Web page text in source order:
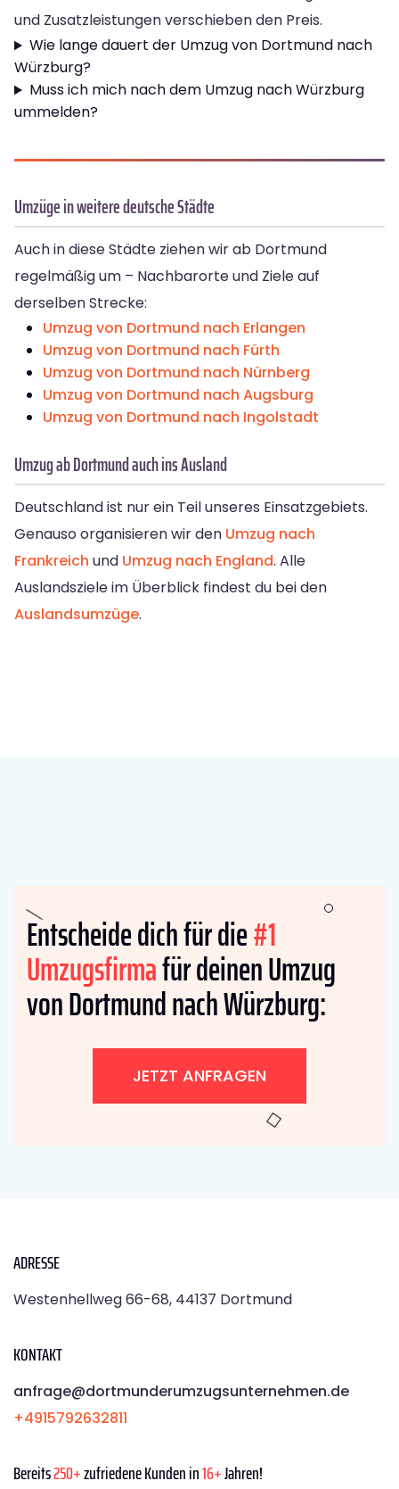
und Zusatzleistungen verschieben den Preis.
Wie lange dauert der Umzug von Dortmund nach
Würzburg?
Muss ich mich nach dem Umzug nach Würzburg
ummelden?
Umzüge in weitere deutsche Städte
Auch in diese Städte ziehen wir ab Dortmund
regelmäßig um – Nachbarorte und Ziele auf
derselben Strecke:
Umzug von Dortmund nach Erlangen
Umzug von Dortmund nach Fürth
Umzug von Dortmund nach Nürnberg
Umzug von Dortmund nach Augsburg
Umzug von Dortmund nach Ingolstadt
Umzug ab Dortmund auch ins Ausland
Deutschland ist nur ein Teil unseres Einsatzgebiets.
Genauso organisieren wir den Umzug nach
Frankreich und Umzug nach England. Alle
Auslandsziele im Überblick findest du bei den
Auslandsumzüge.
Entscheide dich für die#1
Umzugsfirmafür deinen Umzug
von Dortmund nach Würzburg:
JETZT ANFRAGEN
ADRESSE
Westenhellweg 66-68, 44137 Dortmund
KONTAKT
anfrage@dortmunderumzugsunternehmen.de
+4915792632811
Bereits250+zufriedene Kunden in16+Jahren!